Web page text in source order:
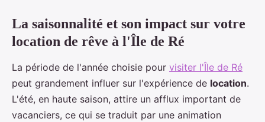
La saisonnalité et son impact sur votre
location de rêve à l'Île de Ré
La période de l'année choisie pour visiter l'Île de Ré
peut grandement influer sur l'expérience de location.
L'été, en haute saison, attire un afflux important de
vacanciers, ce qui se traduit par une animation